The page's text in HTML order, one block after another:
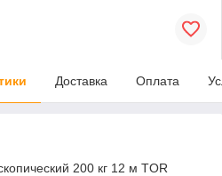
Доставка Оплата
200 кг 12 м TOR